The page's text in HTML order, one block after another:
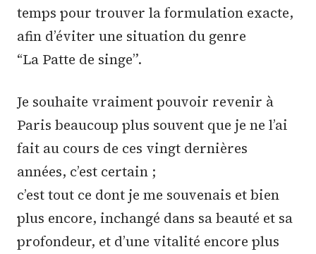
temps pour trouver la formulation exacte,
afin d’éviter une situation du genre
“La Patte de singe”.
Je souhaite vraiment pouvoir revenir à
Paris beaucoup plus souvent que je ne l’ai
fait au cours de ces vingt dernières
années, c’est certain ;
c’est tout ce dont je me souvenais et bien
plus encore, inchangé dans sa beauté et sa
profondeur, et d’une vitalité encore plus